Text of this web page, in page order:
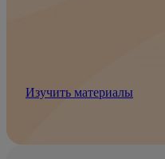
Изучить материалы